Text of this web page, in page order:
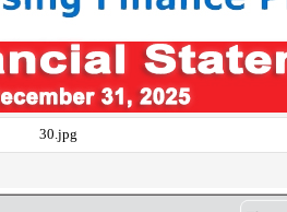
30.jpg